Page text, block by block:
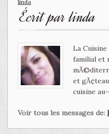
linda
Écrit parlinda
La
familial et
et
cuisine
Voir tous les messages de: